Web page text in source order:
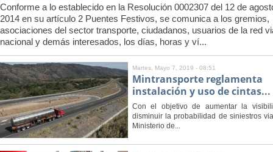
Conforme a lo establecido en la Resolución 0002307 del 12 de
2014 en su artículo 2 Puentes Festivos, se comunica a los gremios,
asociaciones del sector transporte, ciudadanos, usuarios de la red
nacional y demás interesados, los días, horas y ví...
Martes, Mayo 7, 2019 - 08:51
Mintransporte reglamenta
instalación y uso de cintas...
Con el objetivo de aumentar la
disminuir la probabilidad de siniestros
Ministerio de...